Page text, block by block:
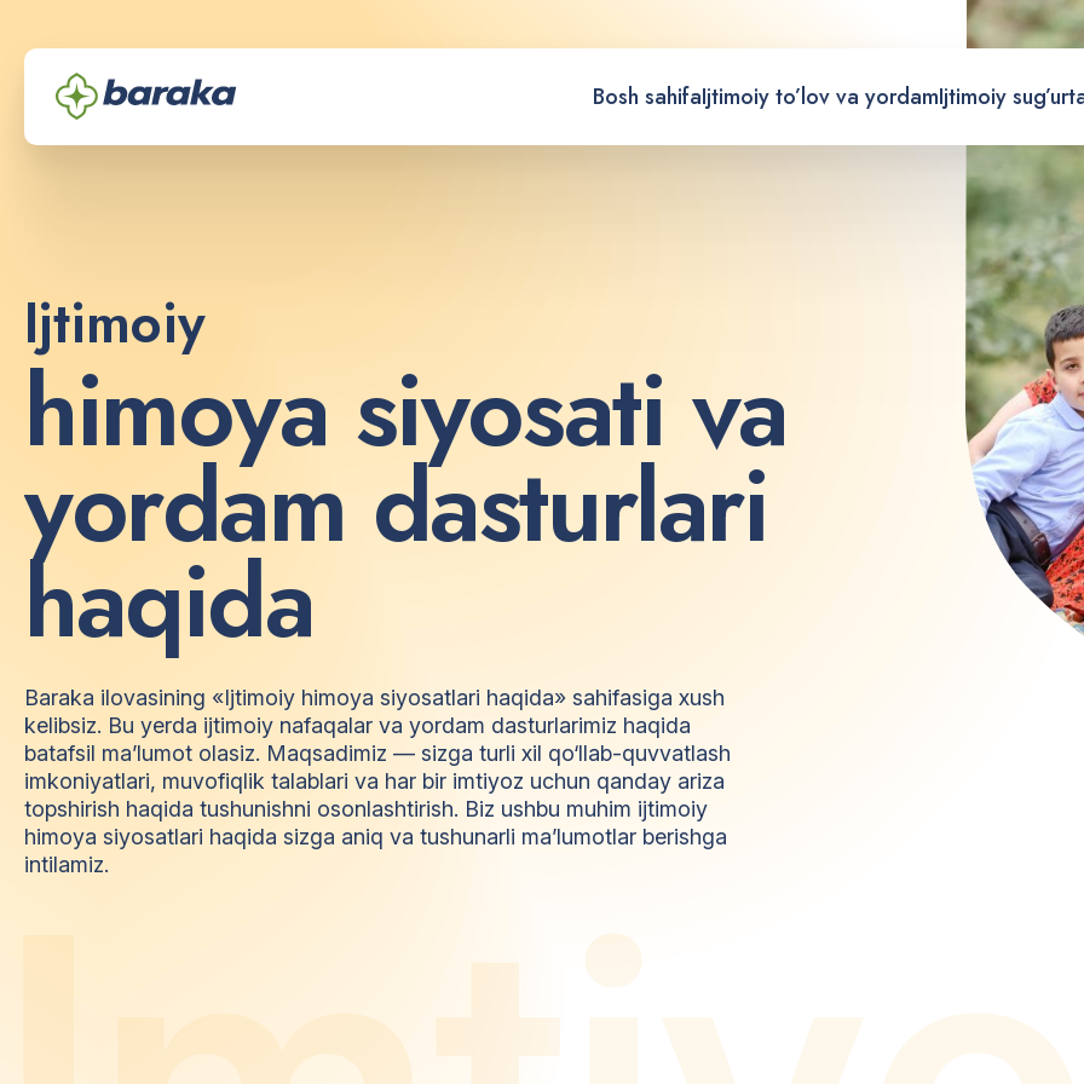
Bosh sahifaIjtimoiy to’lov va yordamIjtimoiy
Ijtimoiy
himoya siyosati va
yordam dasturlari
haqida
Baraka ilovasining «Ijtimoiy himoya siyosatlari haqida» sahifasiga xush
kelibsiz. Bu yerda ijtimoiy nafaqalar va yordam dasturlarimiz haqida
batafsil ma’lumot olasiz. Maqsadimiz — sizga turli xil qo‘llab-quvvatlash
imkoniyatlari, muvofiqlik talablari va har bir imtiyoz uchun qanday ariza
topshirish haqida tushunishni osonlashtirish. Biz ushbu muhim ijtimoiy
himoya siyosatlari haqida sizga aniq va tushunarli ma’lumotlar berishga
intilamiz.